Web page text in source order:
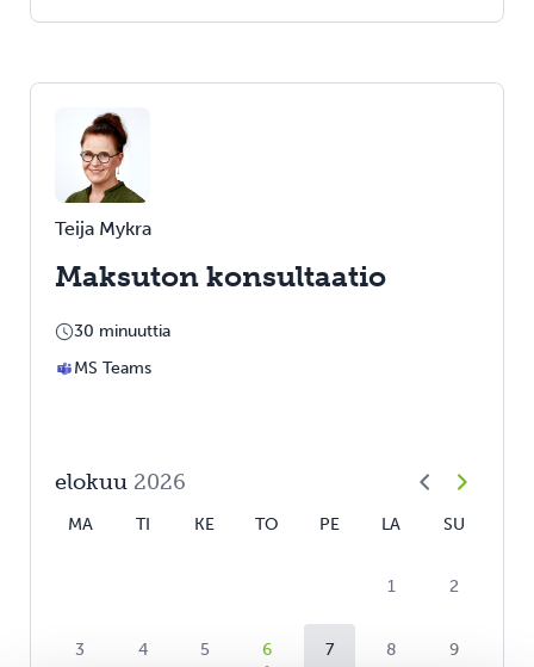
Teija Mykra
Maksuton konsultaatio
30 minuuttia
MS Teams
elokuu 2026
MA TI KE TO PE LA SU
1 2
3 4 5 6 7 8 9